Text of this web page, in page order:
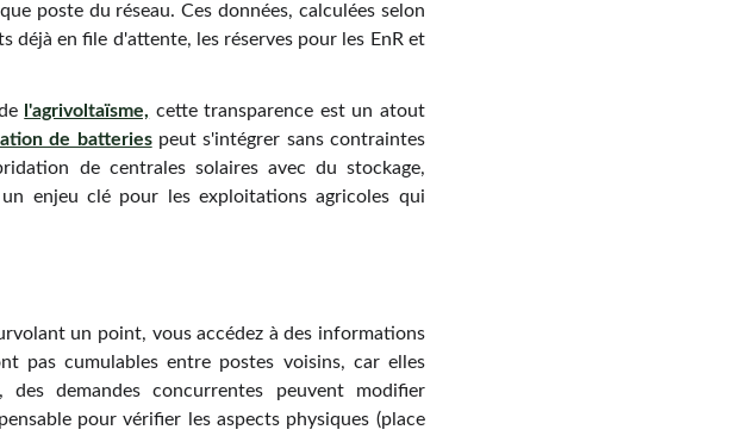
poste du réseau. Ces données, calculées selon
déjà en file d'attente, les réserves pour les EnR et
l'agrivoltaïsme, cette transparence est un atout
de batteriespeut s'intégrer sans contraintes
de centrales solaires avec du stockage,
enjeu clé pour les exploitations agricoles qui
un point, vous accédez à des informations
pas cumulables entre postes voisins, car elles
demandes concurrentes peuvent modifier
pour vérifier les aspects physiques (place